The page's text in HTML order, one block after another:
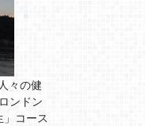
々の健
ンドン
コース